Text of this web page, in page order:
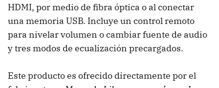
HDMI, por medio de fibra óptica o al conectar
una memoria USB. Incluye un control remoto
para nivelar volumen o cambiar fuente de audio
y tres modos de ecualización precargados.
Este producto es ofrecido directamente por el